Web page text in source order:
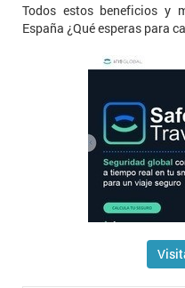
Todos estos beneficios y
España ¿Qué esperas para